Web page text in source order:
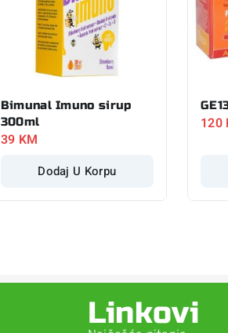
Bimunal Imuno sirup
300ml
39 KM
Dodaj U Korpu
120
Linkovi